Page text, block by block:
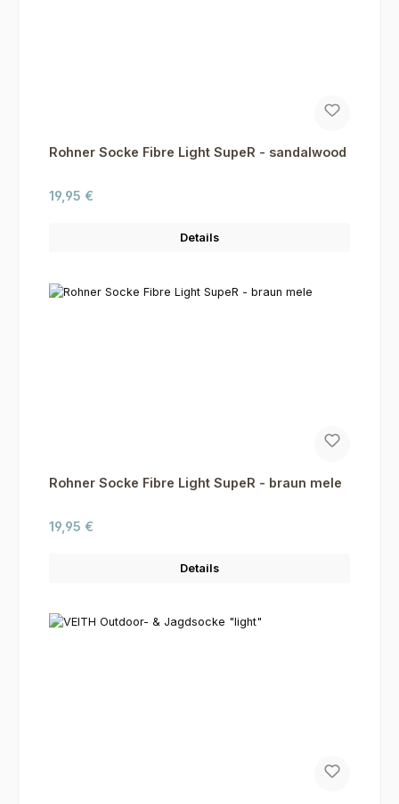
Rohner Socke Fibre Light SupeR - sandalwood
Regulärer Preis:
19,95 €
Details
Rohner Socke Fibre Light SupeR - braun mele
Regulärer Preis:
19,95 €
Details